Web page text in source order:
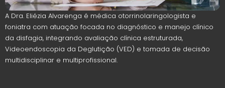
A Dra. Eliézia Alvarenga é médica otorrinolaringologista e
foniatra com atuação focada no diagnóstico e manejo clínico
da disfagia, integrando avaliação clínica estruturada,
Videoendoscopia da Deglutição (VED) e tomada de decisão
multidisciplinar e multiprofissional.